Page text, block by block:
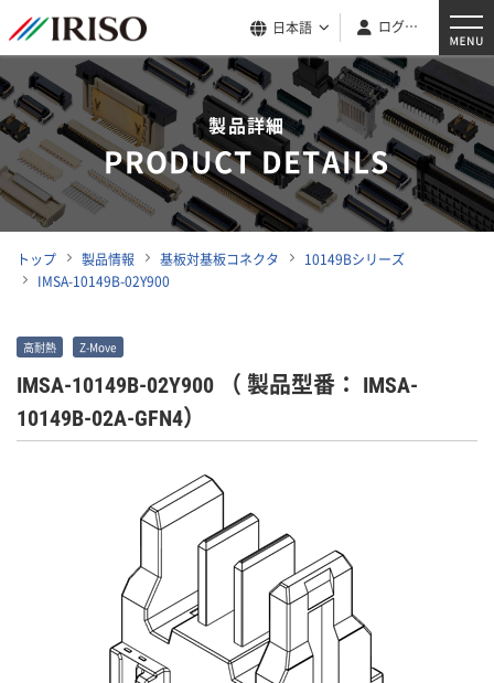
日本語 ログイン
製品詳細
PRODUCT DETAILS
トップ 製品情報 基板対基板コネクタ
10149Bシリーズ
IMSA-10149B-02Y900
高耐熱 Z-Move
IMSA-10149B-02Y900 （ 製品型番： IMSA-
10149B-02A-GFN4）